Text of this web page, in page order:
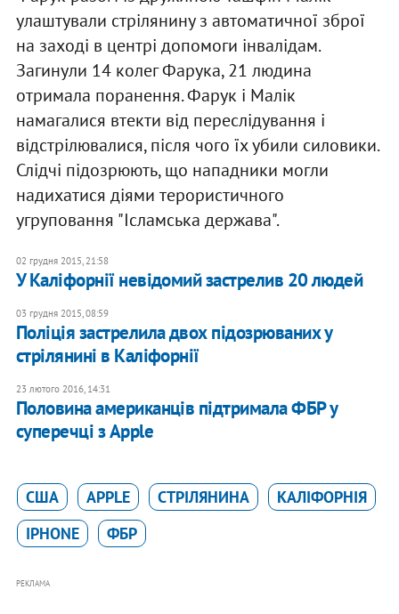
улаштували стрілянину з автоматичної зброї
на заході в центрі допомоги інвалідам.
Загинули 14 колег Фарука, 21 людина
отримала поранення. Фарук і Малік
намагалися втекти від переслідування і
відстрілювалися, після чого їх убили силовики.
Слідчі підозрюють, що нападники могли
надихатися діями терористичного
угруповання "Ісламська держава".
02 грудня 2015, 21:58
У Каліфорнії невідомий застрелив 20 людей
03 грудня 2015, 08:59
Поліція застрелила двох підозрюваних у
стрілянині в Каліфорнії
23 лютого 2016, 14:31
Половина американців підтримала ФБР у
суперечці з Apple
США APPLE СТРІЛЯНИНА
КАЛІФОРНІЯ
IPHONE
ФБР
РЕКЛАМА